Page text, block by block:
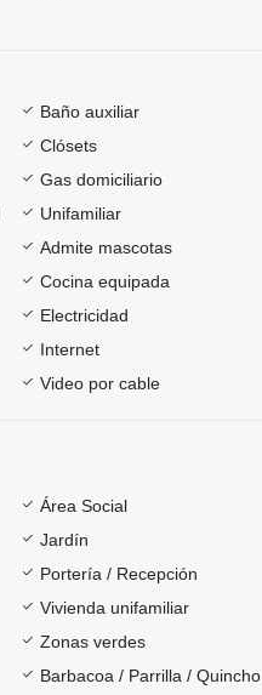
Baño auxiliar
Clósets
Gas domiciliario
Unifamiliar
Admite mascotas
Cocina equipada
Electricidad
Internet
Video por cable
Área Social
Jardín
Portería / Recepción
Vivienda unifamiliar
Zonas verdes
Barbacoa / Parrilla / Quincho